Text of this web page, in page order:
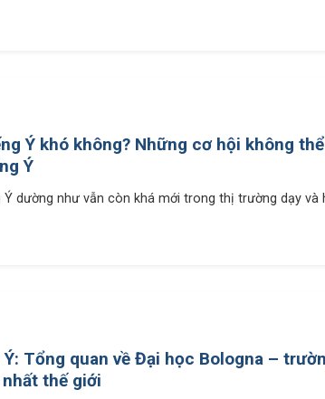
Ý khó không? Những cơ hội không
Ý
Ý dường như vẫn còn khá mới trong thị trường dạy và
Ý: Tổng quan về Đại học Bologna –
thế giới